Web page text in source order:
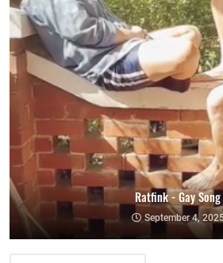
Ratfink - Gay Song
September 4,